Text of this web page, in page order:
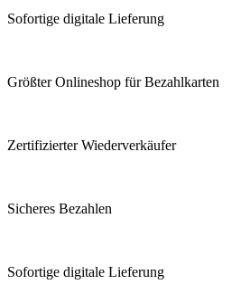
Sofortige digitale Lieferung
Größter Onlineshop für Bezahlkarten
Zertifizierter Wiederverkäufer
Sicheres Bezahlen
Sofortige digitale Lieferung